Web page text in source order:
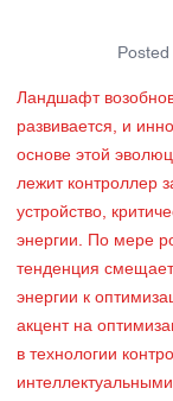
Posted
Ландшафт
развивается, и
основе этой
лежит контроллер
устройство,
энергии. По мере
тенденция
энергии к
акцент на
в технологии